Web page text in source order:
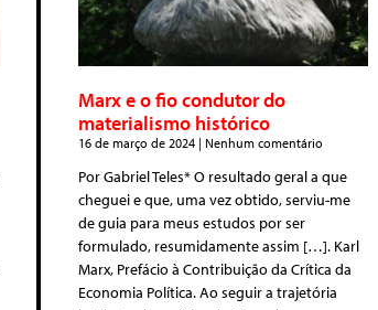
Marx e o fio condutor do
materialismo histórico
16 de março de 2024 Nenhum comentário
Por Gabriel Teles* O resultado geral a que
cheguei e que, uma vez obtido, serviu-me
de guia para meus estudos por ser
formulado, resumidamente assim […]. Karl
Marx, Prefácio à Contribuição da Crítica da
Economia Política. Ao seguir a trajetória